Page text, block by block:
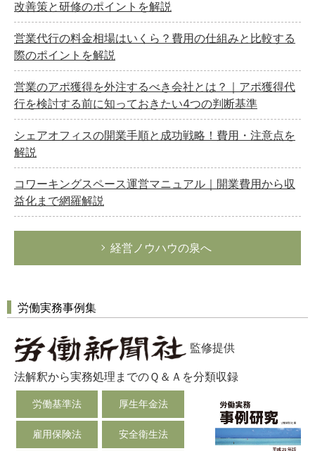
改善策と研修のポイントを解説
営業代行の料金相場はいくら？費用の仕組みと比較する
際のポイントを解説
営業のアポ獲得を外注するべき会社とは？｜アポ獲得代
行を検討する前に知っておきたい4つの判断基準
シェアオフィスの開業手順と成功戦略！費用・注意点を
解説
コワーキングスペース運営マニュアル｜開業費用から収
益化まで網羅解説
経営ノウハウの泉へ
労働実務事例集
監修提供
法解釈から実務処理までのＱ＆Ａを分類収録
労働基準法 厚生年金法
雇用保険法 安全衛生法